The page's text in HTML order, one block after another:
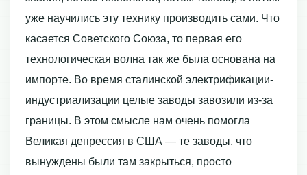
уже научились эту технику производить сами. Что
касается Советского Союза, то первая его
технологическая волна так же была основана на
импорте. Во время сталинской электрификации-
индустриализации целые заводы завозили из-за
границы. В этом смысле нам очень помогла
Великая депрессия в США — те заводы, что
вынуждены были там закрыться, просто